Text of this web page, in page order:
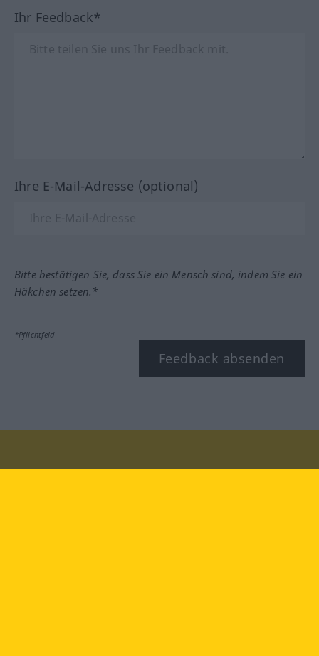
Ihr Feedback*
Ihre E-Mail-Adresse (optional)
Bitte bestätigen Sie, dass Sie ein Mensch sind, indem Sie ein
Häkchen setzen.*
*Pflichtfeld
Feedback absenden
Besuchen Sie uns auf: